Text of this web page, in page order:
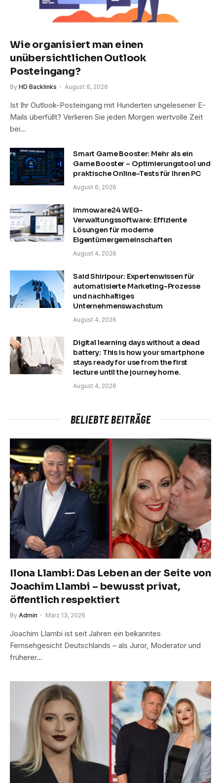
Wie organisiert man einen
unübersichtlichen Outlook
Posteingang?
By HD Backlinks August 6, 2026
Ist Ihr Outlook-Posteingang mit Hunderten ungelesener E-
Mails überfüllt? Verlieren Sie jeden Morgen wertvolle Zeit
bei…
Smart Game Booster: Mehr als ein
Game Booster – Optimierungstool und
praktische Online-Tests für Ihren PC
August 6, 2026
Immoware24 WEG-
Verwaltungssoftware: Effiziente
Lösungen für moderne
Eigentümergemeinschaften
August 4, 2026
Said Shiripour: Expertenwissen für
automatisierte Marketing-Prozesse
und nachhaltiges
Unternehmenswachstum
August 4, 2026
Digital learning days without a dead
battery: This is how your smartphone
stays ready for use from the first
lecture until the journey home.
August 4, 2026
BELIEBTE BEITRÄGE
Ilona Llambi: Das Leben an der Seite von
Joachim Llambi – bewusst privat,
öffentlich respektiert
By Admin März 13, 2026
Joachim Llambi ist seit Jahren ein bekanntes
Fernsehgesicht Deutschlands – als Juror, Moderator und
früherer…